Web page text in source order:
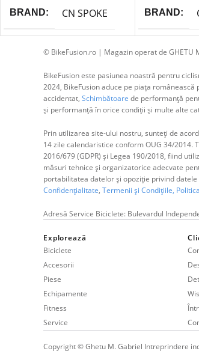
BRAND CN SPOKE BRAND
© BikeFusion.ro | Magazin operat de GHETU
BikeFusion este pasiunea noastră pentru
2024, BikeFusion aduce pe piața
accidentat, Schimbătoare de performanță
și performanță în orice condiții și multe alte
Prin utilizarea site-ului nostru, sunteți de
14 zile calendaristice conform OUG 34/
2016/679 (GDPR) și Legea 190/2018, fiind
măsuri tehnice și organizatorice adecvate
portabilitatea datelor și opoziție privind
Confidențialitate, Termenii și Condițiile,
Adresă Service Biciclete: Bulevardul
Explorează
Biciclete
Accesorii
Piese
Echipamente
Fitness
Service
Copyright © Ghetu M. Gabriel Intreprindere